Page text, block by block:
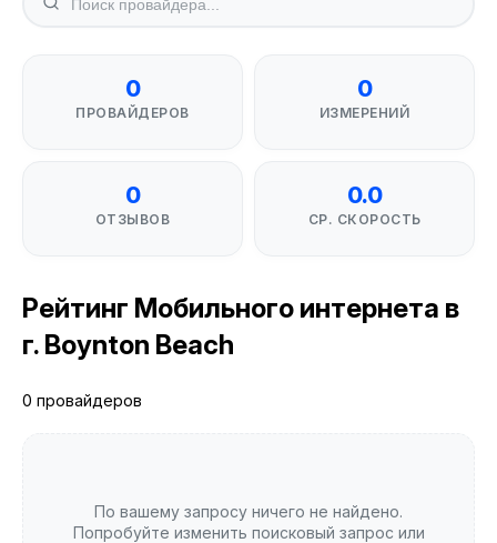
0
ПРОВАЙДЕРОВ
0
ИЗМЕРЕНИЙ
0
ОТЗЫВОВ
0.0
СР. СКОРОСТЬ
Рейтинг Мобильного интернета в
г. Boynton Beach
0 провайдеров
По вашему запросу ничего не найдено.
Попробуйте изменить поисковый запрос или